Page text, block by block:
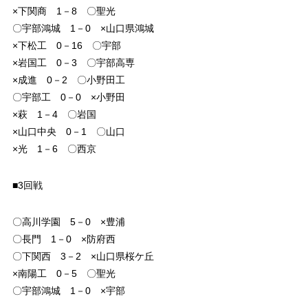
×下関商 1－8 〇聖光
〇宇部鴻城 1－0 ×山口県鴻城
×下松工 0－16 〇宇部
×岩国工 0－3 〇宇部高専
×成進 0－2 〇小野田工
〇宇部工 0－0 ×小野田
×萩 1－4 〇岩国
×山口中央 0－1 〇山口
×光 1－6 〇西京
■3回戦
〇高川学園 5－0 ×豊浦
〇長門 1－0 ×防府西
〇下関西 3－2 ×山口県桜ケ丘
×南陽工 0－5 〇聖光
〇宇部鴻城 1－0 ×宇部